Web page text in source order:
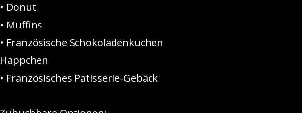
• Donut
• Muffins
• Französische Schokoladenkuchen
Häppchen
• Französisches Patisserie-Gebäck